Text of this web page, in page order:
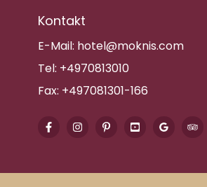
Kontakt
E-Mail: hotel@moknis.com
Tel: +4970813010
Fax: +497081301-166